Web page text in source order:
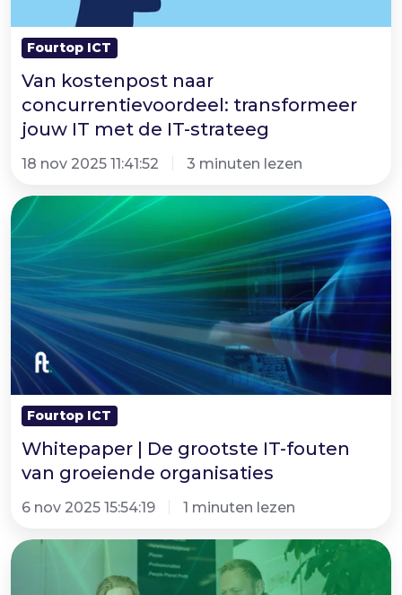
de
strateeg
Fourtop ICT
Van kostenpost naar
concurrentievoordeel: transformeer
jouw IT met de IT-strateeg
18 nov 2025 11:41:52 3 minuten lezen
Whitepaper
|
De
grootste
IT-
fouten
van
groeiende
organisaties
Fourtop ICT
Whitepaper | De grootste IT-fouten
van groeiende organisaties
6 nov 2025 15:54:19 1 minuten lezen
De